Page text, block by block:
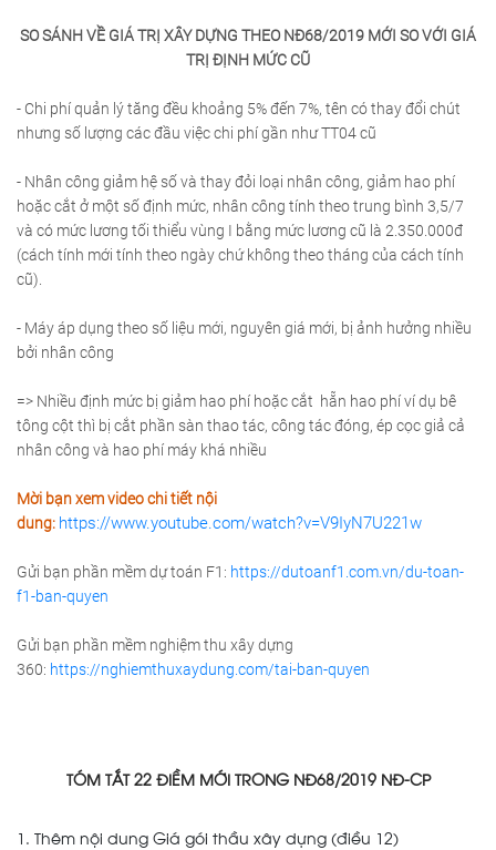
SO SÁNH VỀ GIÁ TRỊ XÂY DỰNG THEO NĐ68/2019 MỚI SO VỚI GIÁ
TRỊ ĐỊNH MỨC CŨ
- Chi phí quản lý tăng đều khoảng 5% đến 7%, tên có thay đổi chút
nhưng số lượng các đầu việc chi phí gần như TT04 cũ
- Nhân công giảm hệ số và thay đỏi loại nhân công, giảm hao phí
hoặc cắt ở một số định mức, nhân công tính theo trung bình 3,5/7
và có mức lương tối thiểu vùng I bằng mức lương cũ là 2.350.000đ
(cách tính mới tính theo ngày chứ không theo tháng của cách tính
cũ).
- Máy áp dụng theo số liệu mới, nguyên giá mới, bị ảnh hưởng nhiều
bởi nhân công
=> Nhiều định mức bị giảm hao phí hoặc cắt hẵn hao phí ví dụ bê
tông cột thì bị cắt phần sàn thao tác, công tác đóng, ép cọc giả cả
nhân công và hao phí máy khá nhiều
Mời bạn xem video chi tiết nội
dung: https://www.youtube.com/watch?v=V9IyN7U221w
Gửi bạn phần mềm dự toán F1: https://dutoanf1.com.vn/du-toan-
f1-ban-quyen
Gửi bạn phần mềm nghiệm thu xây dựng
360: https://nghiemthuxaydung.com/tai-ban-quyen
TÓM TẮT 22 ĐIỀM MỚI TRONG NĐ68/2019 NĐ-CP
1. Thêm nội dung Giá gói thầu xây dựng (điều 12)